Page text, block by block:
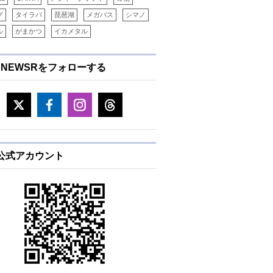
タイラバ 琵琶湖 メガバス シマノ
がまかつ イカメタル
をフォローする
式アカウント